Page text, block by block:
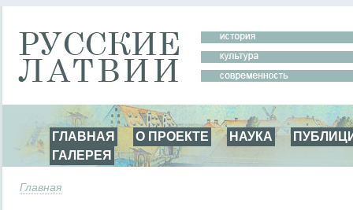
ГЛАВНАЯ О ПРОЕКТЕ НАУКА
ГАЛЕРЕЯ
Главная